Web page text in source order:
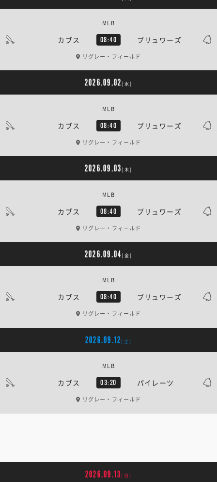
カブス 08:40 ブリュワーズ
MLB
リグレー・フィールド
2026.09.02 [水]
カブス 08:40 ブリュワーズ
MLB
リグレー・フィールド
2026.09.03 [木]
カブス 08:40 ブリュワーズ
MLB
リグレー・フィールド
2026.09.04 [金]
カブス 08:40 ブリュワーズ
MLB
リグレー・フィールド
2026.09.12 [土]
カブス 03:20 パイレーツ
MLB
リグレー・フィールド
2026.09.13 [日]